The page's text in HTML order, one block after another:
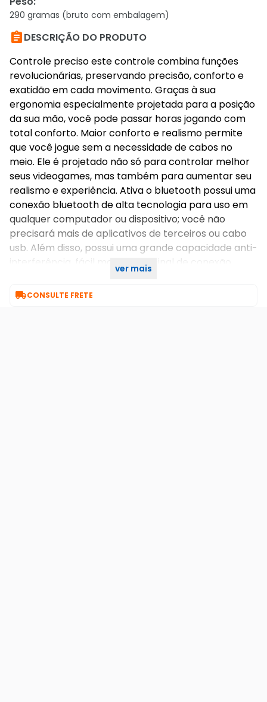
290 gramas (bruto com embalagem)
DESCRIÇÃO DO PRODUTO
Controle preciso este controle combina funções
revolucionárias, preservando precisão, conforto e
exatidão em cada movimento. Graças à sua
ergonomia especialmente projetada para a posição
da sua mão, você pode passar horas jogando com
total conforto. Maior conforto e realismo permite
que você jogue sem a necessidade de cabos no
meio. Ele é projetado não só para controlar melhor
seus videogames, mas também para aumentar seu
realismo e experiência. Ativa o bluetooth possui uma
conexão bluetooth de alta tecnologia para uso em
qualquer computador ou dispositivo; você não
precisará mais de aplicativos de terceiros ou cabo
usb. Além disso, possui uma grande capacidade anti-
interferência, fácil manuseio e sinal de conexão
ver mais
CONSULTE FRETE